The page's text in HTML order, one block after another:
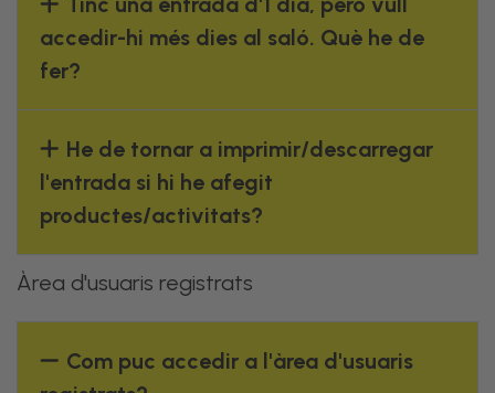
accedir-hi més dies al saló. Què he de
fer?
He de tornar a imprimir/descarregar
l'entrada si hi he afegit
productes/activitats?
Àrea d'usuaris registrats
Com puc accedir a l'àrea d'usuaris